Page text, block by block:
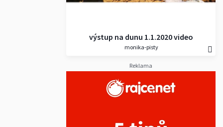
výstup na dunu 1.1.2020 video
monika-pisty
Reklama